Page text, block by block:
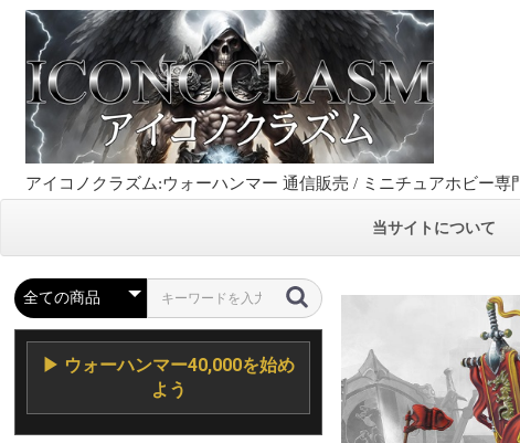
アイコノクラズム:ウォーハンマー 通信販売 / ミニチュアホビー専
当サイトについて
▶ ウォーハンマー40,000を始め
よう